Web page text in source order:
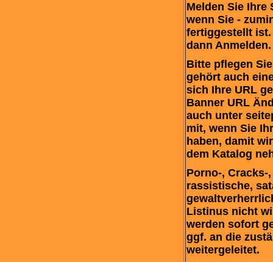
Melden Sie Ihre
wenn Sie -
fertiggestellt
dann Anmelden.
Bitte pflegen
gehört auch
sich Ihre URL
Banner URL
auch unter
mit, wenn Sie
haben, damit
dem Katalog
Porno-, Cracks-
rassistische,
Listinus nicht
werden sofort
ggf. an die
weitergeleitet.